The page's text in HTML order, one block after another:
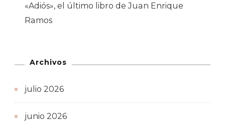
«Adiós», el último libro de Juan Enrique
Ramos
Archivos
julio 2026
junio 2026